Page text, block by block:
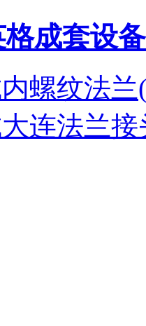
格成套设备
螺纹法
连法兰接